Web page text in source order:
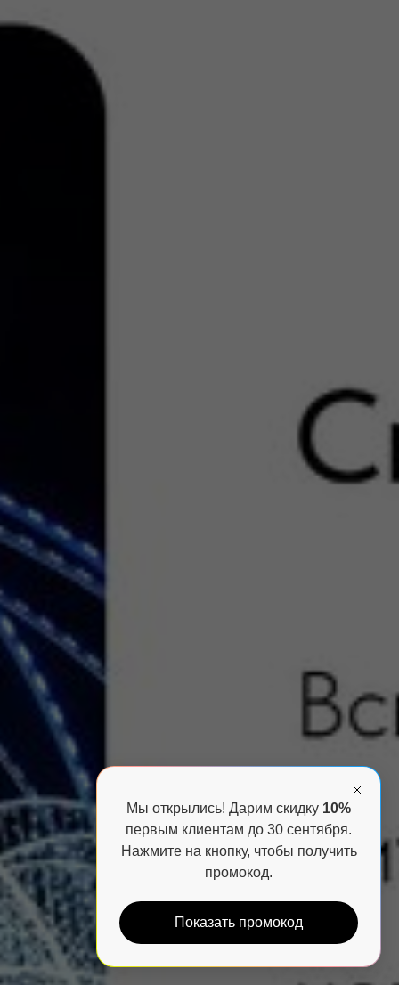
Мы открылись! Дарим скидку 10%
первым клиентам до 30 сентября.
Нажмите на кнопку, чтобы получить
промокод.
Показать промокод